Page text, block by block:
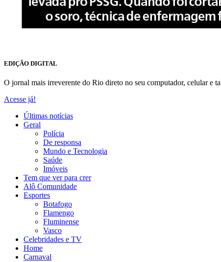
EDIÇÃO DIGITAL
O jornal mais irreverente do Rio direto no seu computador, celular e
Acesse já!
Últimas notícias
Geral
Polícia
De responsa
Mundo e Tecnologia
Saúde
Imóveis
Tem que ver para crer
Alô Comunidade
Esportes
Botafogo
Flamengo
Fluminense
Vasco
Celebridades e TV
Home
Carnaval